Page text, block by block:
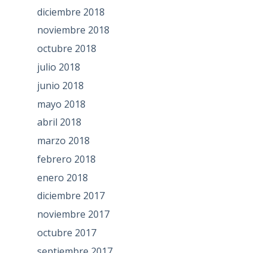
diciembre 2018
noviembre 2018
octubre 2018
julio 2018
junio 2018
mayo 2018
abril 2018
marzo 2018
febrero 2018
enero 2018
diciembre 2017
noviembre 2017
octubre 2017